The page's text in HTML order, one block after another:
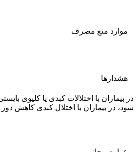
موارد منع مصرف
هشدارها
در بیماران با اختلالات کبدی یا کلیوی
شود، در بیماران با اختلال کبدی کاهش